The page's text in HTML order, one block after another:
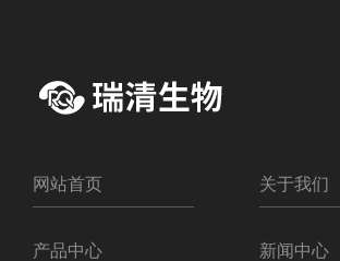
网站首页 关于我们
产品中心 新闻中心